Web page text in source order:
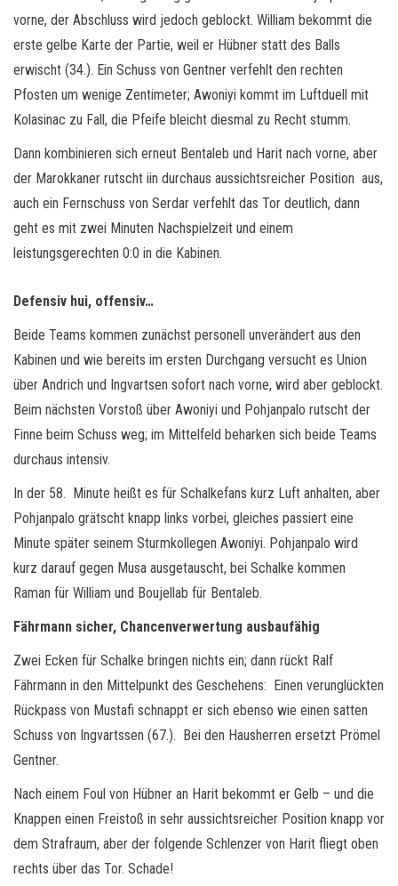
vorne, der Abschluss wird jedoch geblockt. William bekommt die
erste gelbe Karte der Partie, weil er Hübner statt des Balls
erwischt (34.). Ein Schuss von Gentner verfehlt den rechten
Pfosten um wenige Zentimeter; Awoniyi kommt im Luftduell mit
Kolasinac zu Fall, die Pfeife bleicht diesmal zu Recht stumm.
Dann kombinieren sich erneut Bentaleb und Harit nach vorne, aber
der Marokkaner rutscht iin durchaus aussichtsreicher Position aus,
auch ein Fernschuss von Serdar verfehlt das Tor deutlich, dann
geht es mit zwei Minuten Nachspielzeit und einem
leistungsgerechten 0:0 in die Kabinen.
Defensiv hui, offensiv…
Beide Teams kommen zunächst personell unverändert aus den
Kabinen und wie bereits im ersten Durchgang versucht es Union
über Andrich und Ingvartsen sofort nach vorne, wird aber geblockt.
Beim nächsten Vorstoß über Awoniyi und Pohjanpalo rutscht der
Finne beim Schuss weg; im Mittelfeld beharken sich beide Teams
durchaus intensiv.
In der 58. Minute heißt es für Schalkefans kurz Luft anhalten, aber
Pohjanpalo grätscht knapp links vorbei, gleiches passiert eine
Minute später seinem Sturmkollegen Awoniyi. Pohjanpalo wird
kurz darauf gegen Musa ausgetauscht, bei Schalke kommen
Raman für William und Boujellab für Bentaleb.
Fährmann sicher, Chancenverwertung ausbaufähig
Zwei Ecken für Schalke bringen nichts ein; dann rückt Ralf
Fährmann in den Mittelpunkt des Geschehens: Einen verunglückten
Rückpass von Mustafi schnappt er sich ebenso wie einen satten
Schuss von Ingvartssen (67.). Bei den Hausherren ersetzt Prömel
Gentner.
Nach einem Foul von Hübner an Harit bekommt er Gelb – und die
Knappen einen Freistoß in sehr aussichtsreicher Position knapp vor
dem Strafraum, aber der folgende Schlenzer von Harit fliegt oben
rechts über das Tor. Schade!